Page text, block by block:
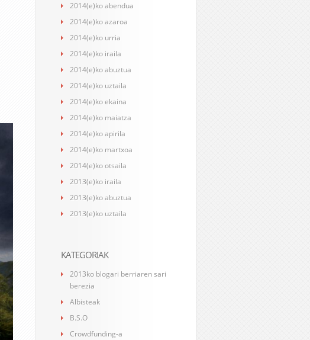
2014(e)ko abendua
2014(e)ko azaroa
2014(e)ko urria
2014(e)ko iraila
2014(e)ko abuztua
2014(e)ko uztaila
2014(e)ko ekaina
2014(e)ko maiatza
2014(e)ko apirila
2014(e)ko martxoa
2014(e)ko otsaila
2013(e)ko iraila
2013(e)ko abuztua
2013(e)ko uztaila
KATEGORIAK
2013ko blogari berriaren sari
berezia
Albisteak
B.S.O
Crowdfunding-a